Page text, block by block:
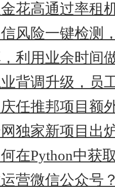
花高通过率租
风险一键检测
利用业余时间
背调升级，员
任推邦项目额
独家新项目出
在Python中获
营微信公众号